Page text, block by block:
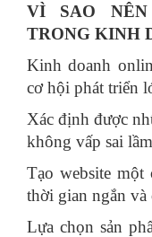
VÌ SAO
TRONG KINH
Kinh doanh
cơ hội phát triển
Xác định được
không vấp sai
Tạo website một
thời gian ngắn và
Lựa chọn sản